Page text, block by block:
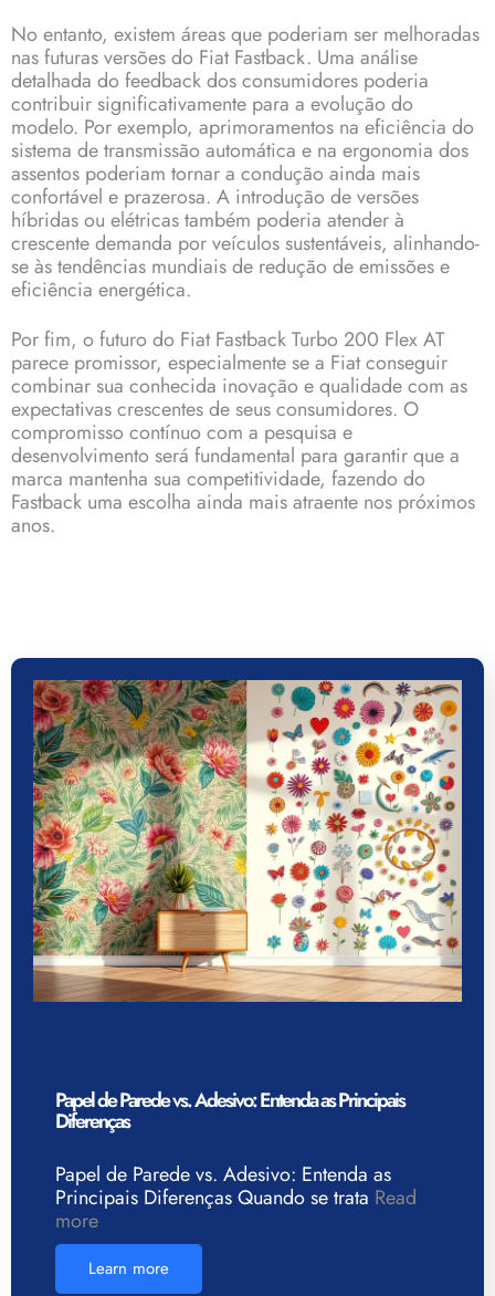
No entanto, existem áreas que poderiam ser melhoradas
nas futuras versões do Fiat Fastback. Uma análise
detalhada do feedback dos consumidores poderia
contribuir significativamente para a evolução do
modelo. Por exemplo, aprimoramentos na eficiência do
sistema de transmissão automática e na ergonomia dos
assentos poderiam tornar a condução ainda mais
confortável e prazerosa. A introdução de versões
híbridas ou elétricas também poderia atender à
crescente demanda por veículos sustentáveis, alinhando-
se às tendências mundiais de redução de emissões e
eficiência energética.
Por fim, o futuro do Fiat Fastback Turbo 200 Flex AT
parece promissor, especialmente se a Fiat conseguir
combinar sua conhecida inovação e qualidade com as
expectativas crescentes de seus consumidores. O
compromisso contínuo com a pesquisa e
desenvolvimento será fundamental para garantir que a
marca mantenha sua competitividade, fazendo do
Fastback uma escolha ainda mais atraente nos próximos
anos.
Papel de Parede vs. Adesivo: Entenda as Principais
Diferenças
Papel de Parede vs. Adesivo: Entenda as
Principais Diferenças Quando se trata Read
more
Learn more